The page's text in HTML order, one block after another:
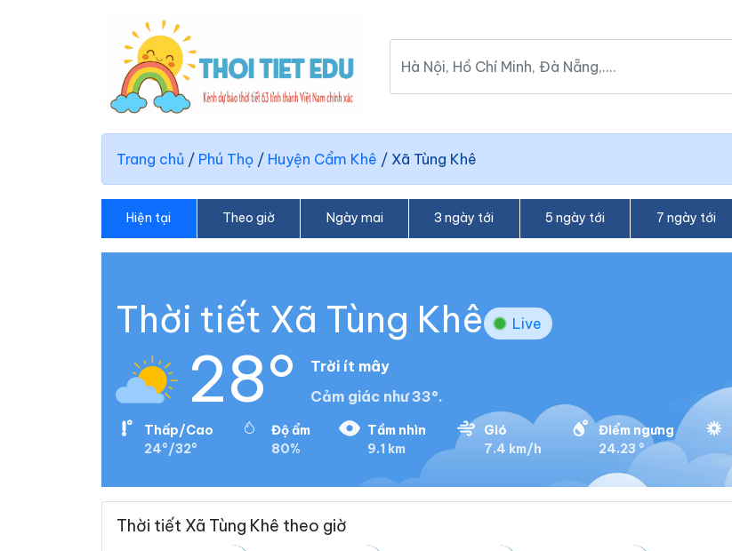
Trang chủ / Phú Thọ / Huyện Cẩm Khê / Xã Tùng Khê
Hiện tại Theo giờ Ngày mai 3 ngày tới 5 ngày tới 7 ngày tới
Thời tiết Xã Tùng Khê Live
28°
Trời ít mây
Cảm giác như 33°.
Thấp/Cao
24°/32°
Độ ẩm
80%
Tầm nhìn
9.1 km
Gió
7.4 km/h
Điểm ngưng
24.23 °
Thời tiết Xã Tùng Khê theo giờ